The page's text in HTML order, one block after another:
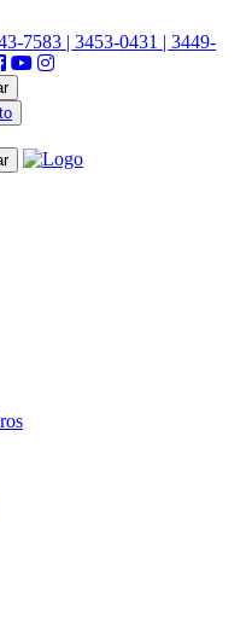
7583 | 3453-0431 | 3449-